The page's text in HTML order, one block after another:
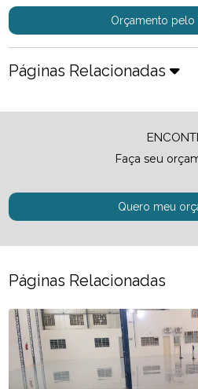
Orçamento pelo
Páginas Relacionadas
Faça seu
Quero meu
Páginas Relacionadas